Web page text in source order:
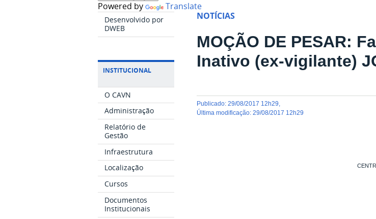
Powered by Translate
Desenvolvido por
DWEB
INSTITUCIONAL
O CAVN
Administração
Relatório de
Gestão
Infraestrutura
Localização
Cursos
Documentos
Institucionais
NOTÍCIAS
MOÇÃO DE PESAR:
Inativo (ex-vigilante)
publicado:29/08/2017 12h29
última modificação:29/08/2017 12h29